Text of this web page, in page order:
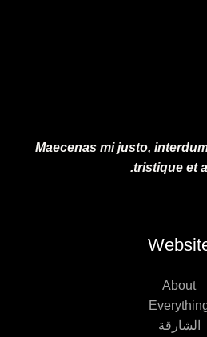
Maecenas mi justo,
tristique et
About
الشارقة